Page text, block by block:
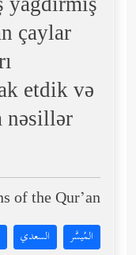
çaylar
etdik və
nəsillər
of the Qur’an:
المُيسَّر السعدي